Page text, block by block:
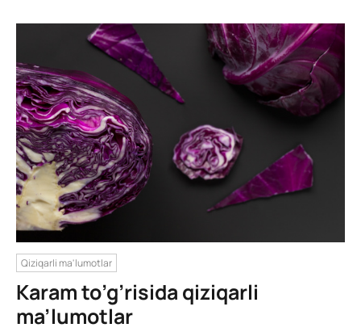
Qiziqarli ma'lumotlar
Karam to’g’risida qiziqarli
ma’lumotlar